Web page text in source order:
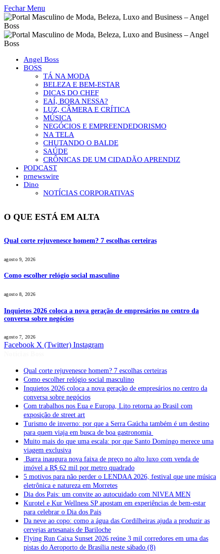
Fechar Menu
Angel Boss
BOSS
TÁ NA MODA
BELEZA E BEM-ESTAR
DICAS DO CHEF
EAÍ, BORA NESSA?
LUZ, CÂMERA E CRÍTICA
MÚSICA
NEGÓCIOS E EMPREENDEDORISMO
NA TELA
CHUTANDO O BALDE
SAÚDE
CRÔNICAS DE UM CIDADÃO APRENDIZ
PODCAST
prnewswire
Dino
NOTÍCIAS CORPORATIVAS
O QUE ESTÁ EM ALTA
Qual corte rejuvenesce homem? 7 escolhas certeiras
agosto 9, 2026
Como escolher relógio social masculino
agosto 8, 2026
Inquietos 2026 coloca a nova geração de empresários no centro da
conversa sobre negócios
agosto 7, 2026
Facebook X (Twitter) Instagram
Qual corte rejuvenesce homem? 7 escolhas certeiras
Como escolher relógio social masculino
Inquietos 2026 coloca a nova geração de empresários no centro da
conversa sobre negócios
Com trabalhos nos Eua e Europa, Lito retorna ao Brasil com
exposição de street art
Turismo de inverno: por que a Serra Gaúcha também é um destino
para quem viaja em busca de boa gastronomia
Muito mais do que uma escala: por que Santo Domingo merece uma
viagem exclusiva
Barra inaugura nova faixa de preço no alto luxo com venda de
imóvel a R$ 62 mil por metro quadrado
5 motivos para não perder o LENDAA 2026, festival que une música
eletrônica e natureza em Morretes
Dia dos Pais: um convite ao autocuidado com NIVEA MEN
Kurotel e Kur Wellness SP apostam em experiências de bem-estar
para celebrar o Dia dos Pais
Da neve ao copo: como a água das Cordilheiras ajuda a produzir as
cervejas artesanais de Bariloche
Flying Run Caixa Sunset 2026 reúne 3 mil corredores em uma das
pistas do Aeroporto de Brasília neste sábado (8)